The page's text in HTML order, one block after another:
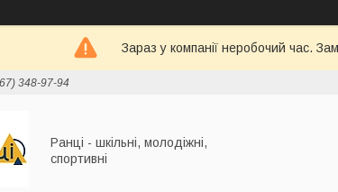
Зараз у компанії неробочий час.
348-97-94
Ранці - шкільні, молодіжні,
спортивні